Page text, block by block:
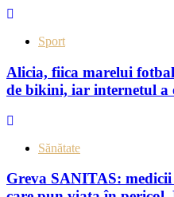
Sport
Alicia, fiica marelui
de bikini, iar internetul a
Sănătate
Greva SANITAS: